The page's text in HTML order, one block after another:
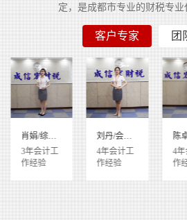
定，是成都市专业的财税专业
客户专家 团
肖娟/综合部经理
3年会计工
作经验
刘丹/会计部经理
4年会计工
作经验
4年
作